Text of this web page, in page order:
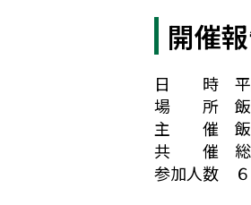
開催
日 時 平成
場 所 飯島
主 催 飯島
共 催 総務
参加人数 ６